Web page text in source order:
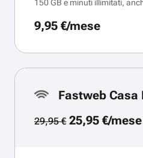
150 GB e minuti illimitati,
9,95 €/mese
Fastweb Casa
29,95 €25,95 €/